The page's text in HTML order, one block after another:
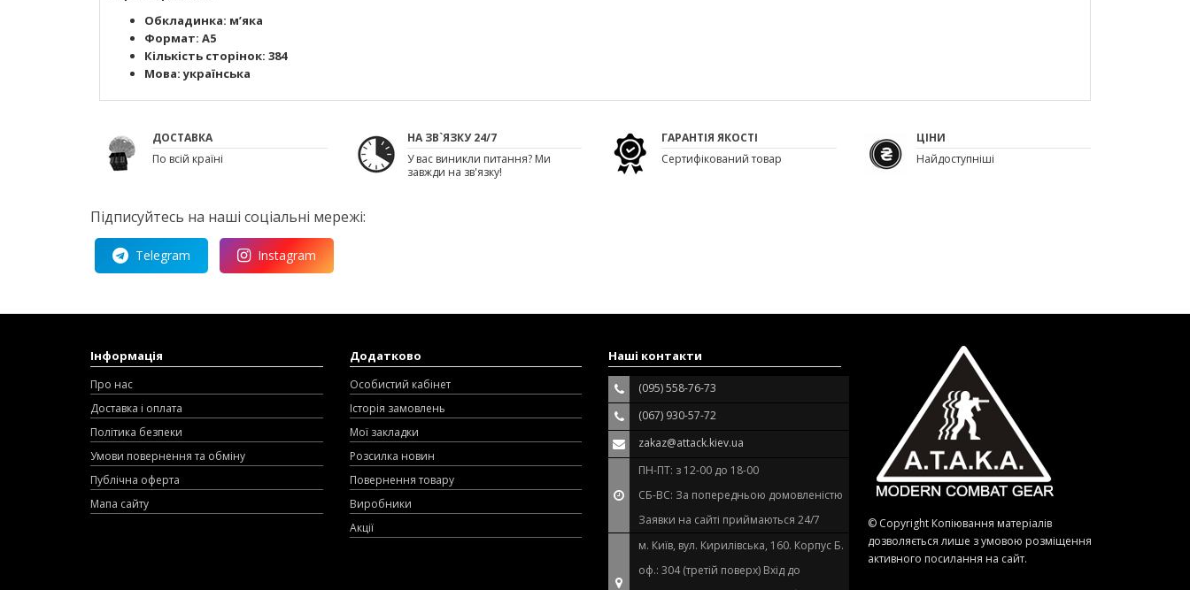
Обкладинка: м’яка
Формат: А5
Кількість сторінок: 384
Мова: українська
ДОСТАВКА
По всій країні
НА ЗВ`ЯЗКУ 24/7
У вас виникли питання? Ми
завжди на зв'язку!
ГАРАНТІЯ ЯКОСТІ
Сертифікований товар
ЦІНИ
Найдоступніші
Підписуйтесь на наші соціальні мережі:
Telegram Instagram
Інформація
Про нас
Доставка і оплата
Політика безпеки
Умови повернення та обміну
Публічна оферта
Мапа сайту
Додатково
Особистий кабінет
Історія замовлень
Мої закладки
Розсилка новин
Повернення товару
Виробники
Акції
Наші контакти
(095) 558-76-73
(067) 930-57-72
zakaz@attack.kiev.ua
ПН-ПТ: з 12-00 до 18-00
СБ-ВС: За попередньою домовленістю
Заявки на сайті приймаються 24/7
м. Київ, вул. Кирилівська, 160. Корпус Б.
оф.: 304 (третій поверх) Вхід до
© Copyright Копіювання матеріалів
дозволяється лише з умовою розміщення
активного посилання на сайт.